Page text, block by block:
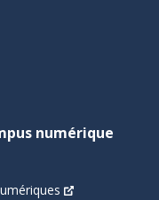
numérique